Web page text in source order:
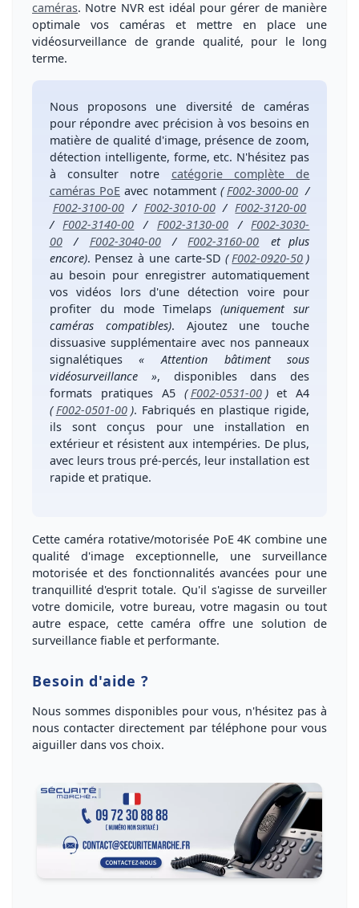
caméras. Notre NVR est idéal pour gérer de manière
optimale vos caméras et mettre en place une
vidéosurveillance de grande qualité, pour le long
terme.
Nous proposons une diversité de caméras
pour répondre avec précision à vos besoinsen
matière de qualité d'image, présence de zoom,
détection intelligente, forme, etc. N'hésitez pas
à consulter notre catégorie complète de
caméras PoE avec notamment( F002-3000-00 /
F002-3100-00 / F002-3010-00 / F002-3120-00
/ F002-3140-00 / F002-3130-00 / F002-3030-
00
/ F002-3040-00 / F002-3160-00
et plus
encore). Pensez à une carte-SD ( F002-0920-50 )
au besoin pour enregistrer automatiquement
vos vidéos lors d'une détection voire pour
profiter du mode Timelaps(uniquement sur
caméras compatibles). Ajoutez unetouche
dissuasive supplémentaireavec nos panneaux
signalétiques
« Attention bâtiment sous
vidéosurveillance », disponibles dans des
formats pratiques A5
( F002-0531-00 )etA4
( F002-0501-00 ). Fabriqués en plastique rigide,
ils sont conçus pour une installationen
extérieuret résistent aux intempéries. De plus,
avec leurs trous pré-percés, leur installation est
rapide et pratique.
Cette caméra rotative/motoriséePoE 4K combine une
qualité d'image exceptionnelle, une surveillance
motorisée et des fonctionnalités avancées pour une
tranquillité d'esprit totale. Qu'il s'agisse de surveiller
votre domicile, votre bureau, votre magasin ou tout
autre espace, cette caméra offre une solution de
surveillance fiable et performante.
Besoin d'aide ?
Nous sommes disponibles pour vous, n'hésitez pas à
nouscontacter directement par téléphonepour vous
aiguiller dans vos choix.